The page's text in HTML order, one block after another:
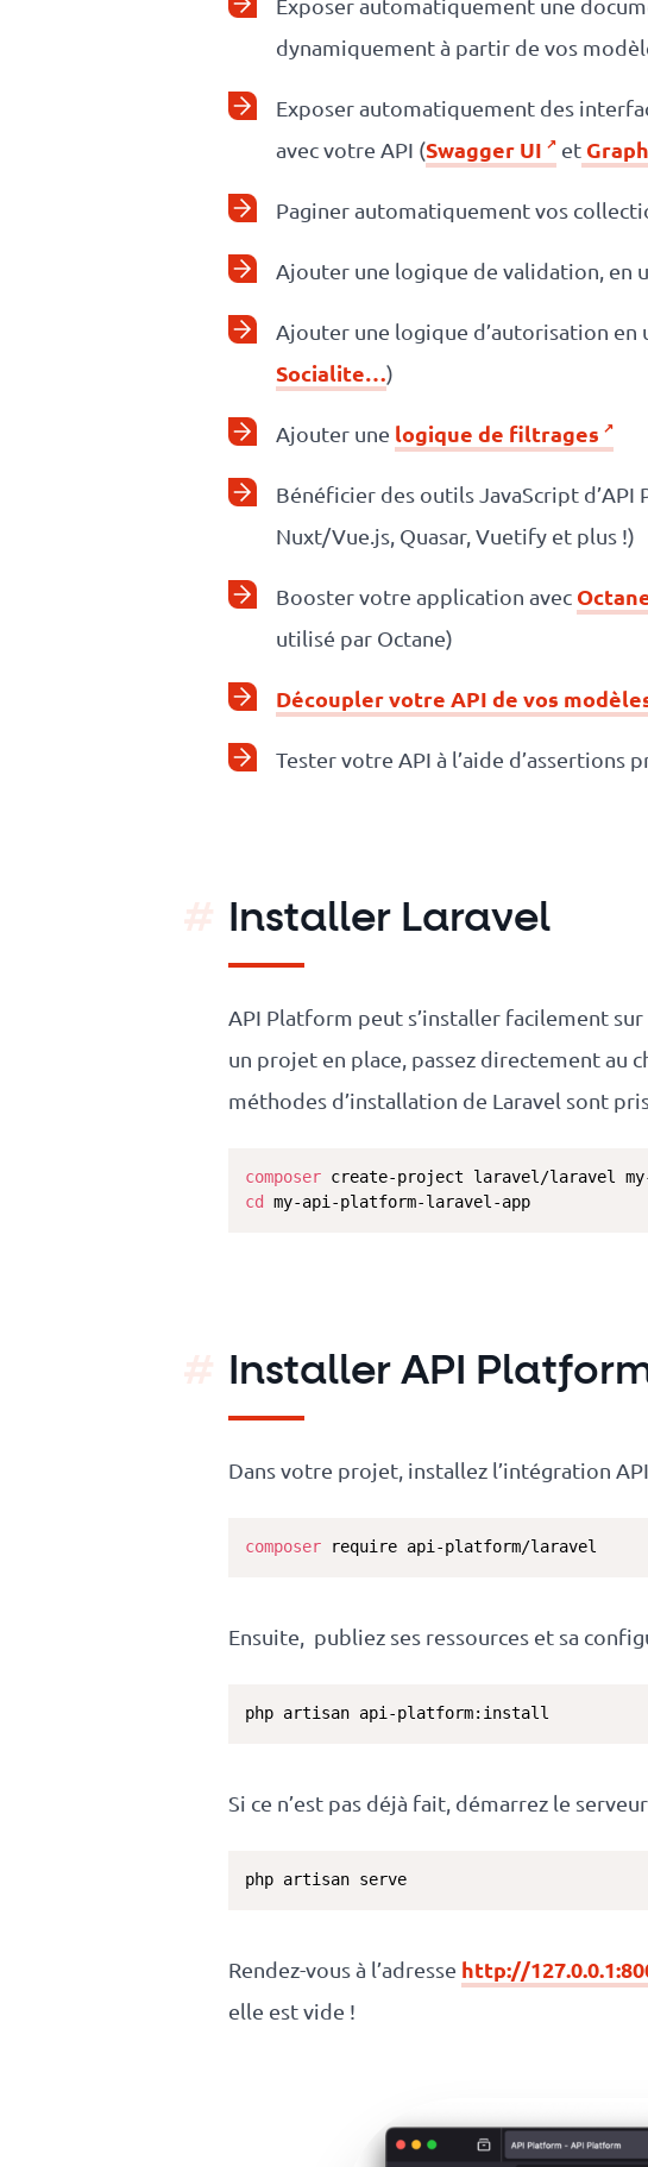
Exposer automatiquement une
dynamiquement à partir de vos
Exposer automatiquement des
avec votre API (Swagger UI et
Paginer automatiquement vos
Ajouter une logique de validation, en
Ajouter une logique d’autorisation en
Socialite…)
Ajouter une logique de filtrages
Bénéficier des outils JavaScript d’API
Nuxt/Vue.js, Quasar, Vuetify et plus !)
Booster votre application avec
utilisé par Octane)
Découpler votre API de vos
Tester votre API à l’aide d’assertions
Installer Laravel
API Platform peut s’installer facilement
un projet en place, passez directement au
méthodes d’installation de Laravel sont
composer
cd
my-api-platform-laravel-app
Installer API
Dans votre projet, installez l’intégration
composer require api-platform/laravel
Ensuite, publiez ses ressources et sa
php artisan api-platform:install
Si ce n’est pas déjà fait, démarrez le
php artisan serve
Rendez-vous à l’adresse http://
elle est vide !